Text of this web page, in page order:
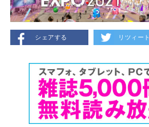
シェアする リツィート